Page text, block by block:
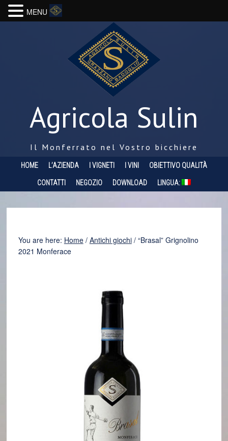
Agricola Sulin
Il Monferrato nel Vostro bicchiere
HOME L’AZIENDA I VIGNETI I VINI OBIETTIVO QUALITÀ
CONTATTI NEGOZIO DOWNLOAD LINGUA:
You are here: Home / Antichi giochi /“Brasal” Grignolino
2021 Monferace
MENU